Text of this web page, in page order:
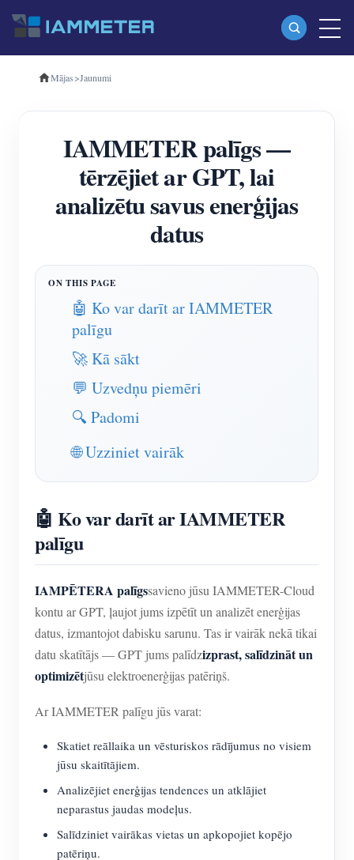
Produkti
Trīsfāzu Wi-Fi enerģijas mērītājs (WEM3080T)
Trīsfāzu Wi-Fi enerģijas mērītājs (WEM3046T)
Trīsfāzu Wi-Fi enerģijas mērītājs (WEM3050T)
WiFi barošanas kontrolieris
IAMMETER Cloud Pro
Pašmitināšanas pakalpojums
EV lādētājs
IAMMETER simulators
Virtuālais skaitītājs
Enerģijas prognozēšanas un simulācijas sistēma
Lietojumprogrammas
Saules PV sistēmas enerģijas monitors
Elektrības patēriņa monitors
Rūpnīcas enerģijas uzraudzība
Resursi
Apmācības video
FAQ
Jaunumi
kopiena
Izstrādātājs
Izpētīt
Atlīdzības programma
Sazināties
Par mums
Mājas>Jaunumi
IAMMETER palīgs —
tērzējiet ar GPT, lai
analizētu savus enerģijas
datus
🤖 Ko var darīt ar IAMMETER
palīgu
🚀 Kā sākt
💬 Uzvedņu piemēri
🔍 Padomi
🌐 Uzziniet vairāk
🤖 Ko var darīt ar IAMMETER
palīgu
IAMPĒTERA palīgssavieno jūsu IAMMETER-Cloud
kontu ar GPT, ļaujot jums izpētīt un analizēt enerģijas
datus, izmantojot dabisku sarunu. Tas ir vairāk nekā tikai
datu skatītājs — GPT jums palīdzizprast, salīdzināt un
optimizētjūsu elektroenerģijas patēriņš.
Ar IAMMETER palīgu jūs varat:
Skatiet reāllaika un vēsturiskos rādījumus no visiem
jūsu skaitītājiem.
Analizējiet enerģijas tendences un atklājiet
neparastus jaudas modeļus.
Salīdziniet vairākas vietas un apkopojiet kopējo
patēriņu.